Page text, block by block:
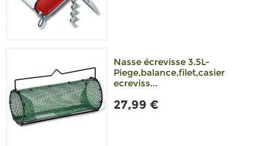
Nasse écrevisse 3.5L-
Piege,balance,filet,casier
ecreviss...
27,99 €